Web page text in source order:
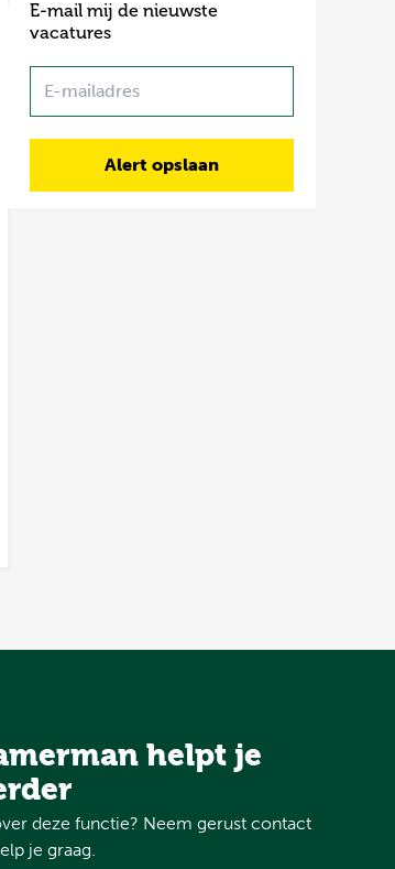
E-mail mij de nieuwste
vacatures
helpt je
deze functie? Neem gerust contact
je graag.